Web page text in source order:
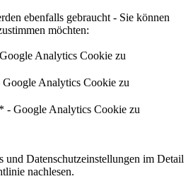
ebenfalls gebraucht - Sie können
möchten:
Analytics Cookie zu
Analytics Cookie zu
- Google Analytics Cookie zu
und Datenschutzeinstellungen im Detail
nachlesen.